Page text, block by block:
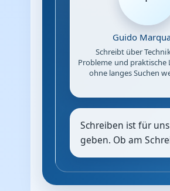
Guido
Schreibt über
Probleme und praktische
ohne langes Suchen
Schreiben ist für
geben. Ob am